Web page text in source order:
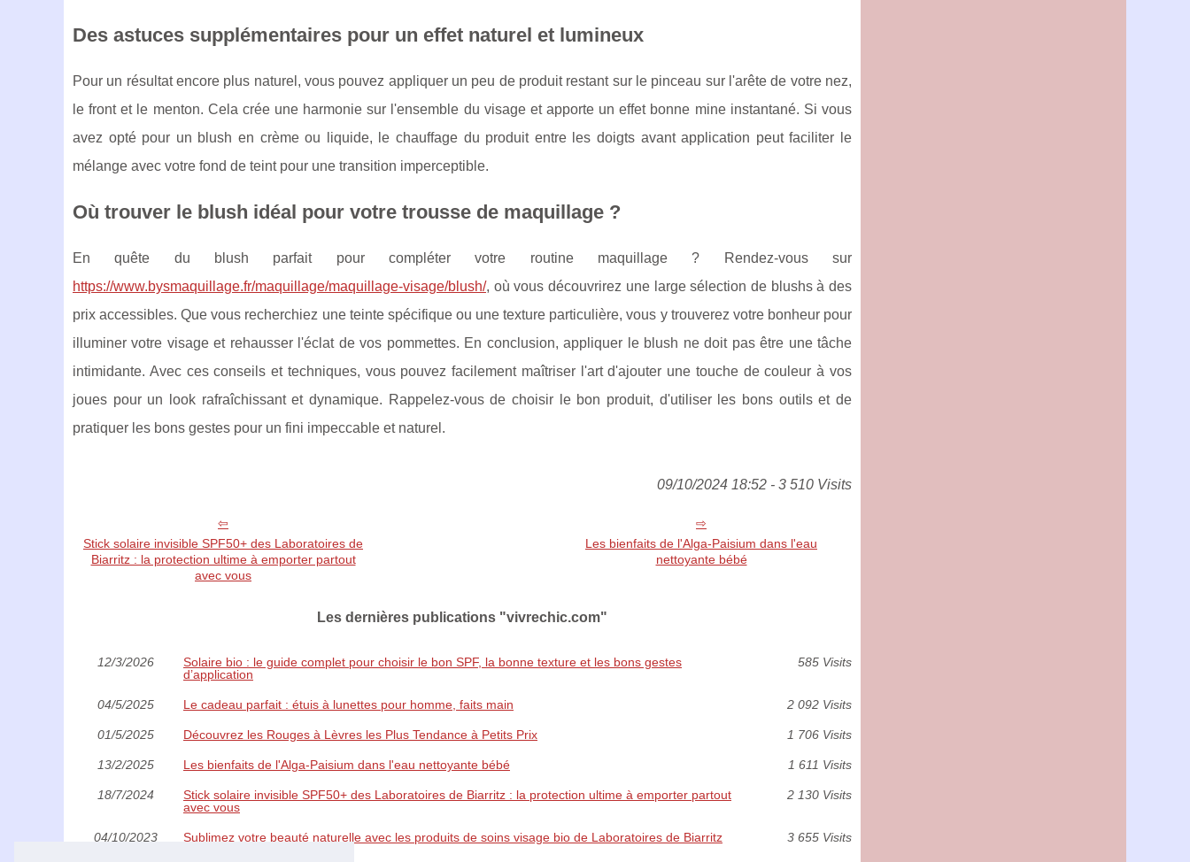
Des astuces supplémentaires pour un effet naturel et lumineux
Pour un résultat encore plus naturel, vous pouvez appliquer un peu de produit restant sur le pinceau sur l'arête de votre nez,
le front et le menton. Cela crée une harmonie sur l'ensemble du visage et apporte un effet bonne mine instantané. Si vous
avez opté pour un blush en crème ou liquide, le chauffage du produit entre les doigts avant application peut faciliter le
mélange avec votre fond de teint pour une transition imperceptible.
Où trouver le blush idéal pour votre trousse de maquillage ?
En quête du blush parfait pour compléter votre routine maquillage ? Rendez-vous sur
https://www.bysmaquillage.fr/maquillage/maquillage-visage/blush/, où vous découvrirez une large sélection de blushs à des
prix accessibles. Que vous recherchiez une teinte spécifique ou une texture particulière, vous y trouverez votre bonheur pour
illuminer votre visage et rehausser l'éclat de vos pommettes. En conclusion, appliquer le blush ne doit pas être une tâche
intimidante. Avec ces conseils et techniques, vous pouvez facilement maîtriser l'art d'ajouter une touche de couleur à vos
joues pour un look rafraîchissant et dynamique. Rappelez-vous de choisir le bon produit, d'utiliser les bons outils et de
pratiquer les bons gestes pour un fini impeccable et naturel.
09/10/2024 18:52 - 3 510 Visits
Stick solaire invisible SPF50+ des Laboratoires de
Biarritz : la protection ultime à emporter partout
avec vous
Les bienfaits de l'Alga-Paisium dans l'eau
nettoyante bébé
Les dernières publications "vivrechic.com"
12/3/2026
Solaire bio : le guide complet pour choisir le bon SPF, la bonne texture et les bons gestes
d’application
585 Visits
04/5/2025 Le cadeau parfait : étuis à lunettes pour homme, faits main 2 092 Visits
01/5/2025 Découvrez les Rouges à Lèvres les Plus Tendance à Petits Prix 1 706 Visits
13/2/2025 Les bienfaits de l'Alga-Paisium dans l'eau nettoyante bébé 1 611 Visits
18/7/2024
Stick solaire invisible SPF50+ des Laboratoires de Biarritz : la protection ultime à emporter partout
avec vous
2 130 Visits
04/10/2023 Sublimez votre beauté naturelle avec les produits de soins visage bio de Laboratoires de Biarritz 3 655 Visits